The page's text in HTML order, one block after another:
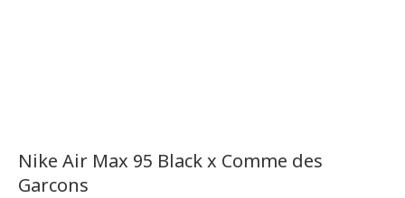
Nike Air Max 95 Black x Comme des
Garcons